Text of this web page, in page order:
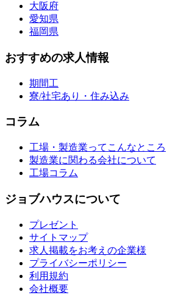
大阪府
愛知県
福岡県
おすすめの求人情報
期間工
寮/社宅あり・住み込み
コラム
工場・製造業ってこんなところ
製造業に関わる会社について
工場コラム
ジョブハウスについて
プレゼント
サイトマップ
求人掲載をお考えの企業様
プライバシーポリシー
利用規約
会社概要